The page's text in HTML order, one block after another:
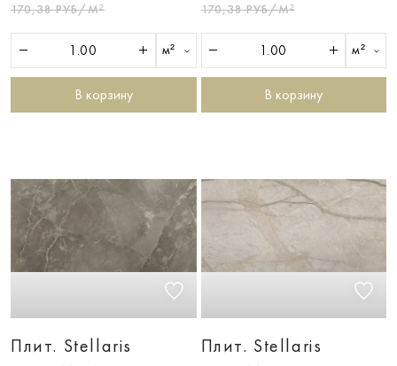
170,38 РУБ/М²
м²
В корзину
170,38 РУБ/М²
м²
В корзину
Плит. Stellaris
Плит. Stellaris